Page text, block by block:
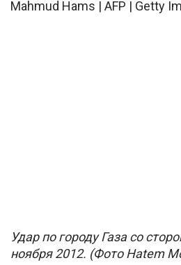
Mahmud Hams | AFP | Getty
Удар по городу Газа со
ноября 2012. (Фото Hatem